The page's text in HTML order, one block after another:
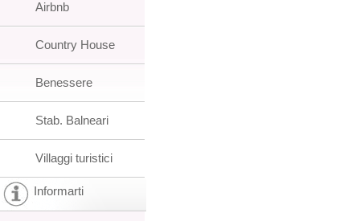
Airbnb
Country House
Benessere
Stab. Balneari
Villaggi turistici
Informarti